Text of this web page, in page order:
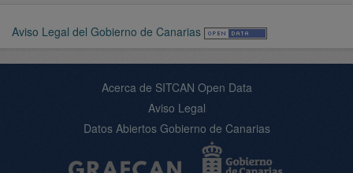
Aviso Legal del Gobierno de Canarias
Acerca de SITCAN Open Data
Aviso Legal
Datos Abiertos Gobierno de Canarias